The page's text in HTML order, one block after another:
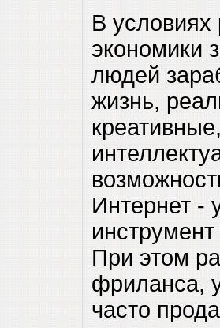
В условиях
экономики
людей
жизнь,
Интернет -
При этом
фриланса,
часто